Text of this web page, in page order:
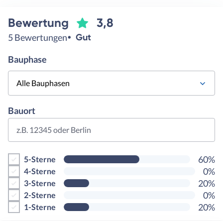
Bewertung 3,8
5 Bewertungen
Gut
Bauphase
Alle Bauphasen
Bauort
z.B. 12345 oder Berlin
5-Sterne 60%
4-Sterne 0%
3-Sterne 20%
2-Sterne 0%
1-Sterne 20%